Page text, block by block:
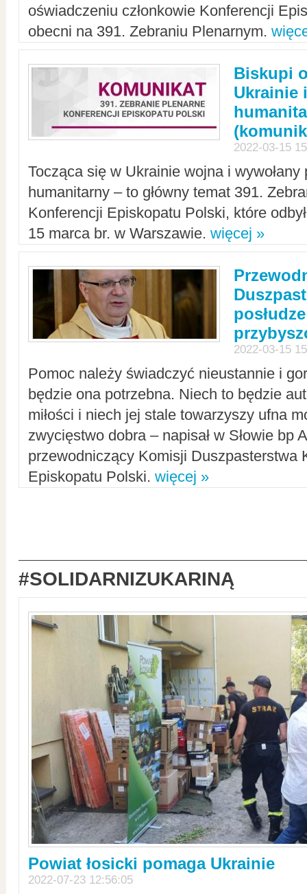
oświadczeniu członkowie Konferencji
obecni na 391. Zebraniu Plenarnym.
Biskupi
Ukrainie
2022-03-15
Tocząca się w Ukrainie wojna i
humanitarny – to główny temat 391.
Konferencji Episkopatu Polski, które
15 marca br. w Warszawie. więcej »
2022-03-15
Pomoc należy świadczyć nieustannie i
będzie ona potrzebna. Niech to będzie
miłości i niech jej stale towarzyszy ufna
zwycięstwo dobra – napisał w Słowie bp
przewodniczący Komisji Duszpasterstwa
Episkopatu Polski. więcej »
#SOLIDARNIZUKARINĄ
Powiat łosicki pomaga Ukrainie
2022-07-23 12:56:05